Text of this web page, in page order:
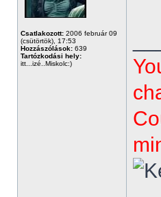
Csatlakozott: 2006 február 09
(csütörtök), 17:53
Hozzászólások: 639
Tartózkodási hely:
itt...izé..Miskolc:)